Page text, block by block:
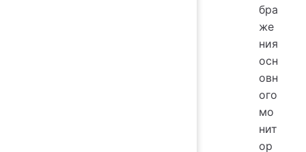
бра
же
ния
осн
овн
ого
мо
нит
ор